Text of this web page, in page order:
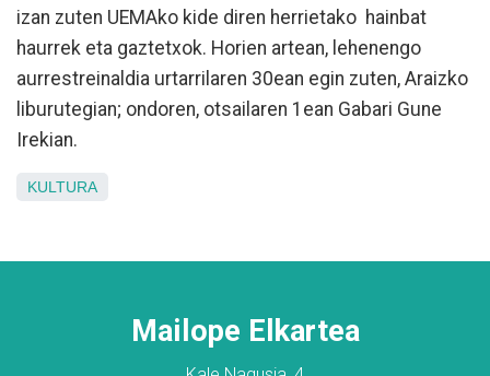
izan zuten UEMAko kide diren herrietako hainbat
haurrek eta gaztetxok. Horien artean, lehenengo
aurrestreinaldia urtarrilaren 30ean egin zuten, Araizko
liburutegian; ondoren, otsailaren 1ean Gabari Gune
Irekian.
KULTURA
Mailope Elkartea